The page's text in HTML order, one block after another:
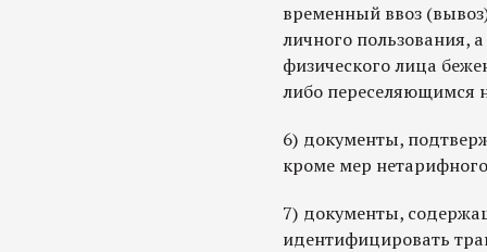
временный ввоз
личного пользования,
физического лица
либо переселяющимся
6) документы,
кроме мер
7) документы,
идентифицировать